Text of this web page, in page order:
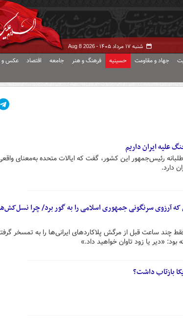
شنبه ۱۷ مرداد ۱۴۰۵ - Aug 8 2026
جهاد و مقاومت حسینیه فرهنگ و هنر جامعه اقتصاد عکس و
علیه ایران داریم
رئیس‌جمهور این کشور، گفت که ایالات متحده به‌معنای
دارد.
آرزوی سرنگونی جمهوری اسلامی را به گور برد/ چرا
چند ساعت قبل از مرگش پلاکاردهای ایرانی‌ها را به تمسخر
«دیر یا زود تاوان خواهید داد.»
بازتاب داشت؟